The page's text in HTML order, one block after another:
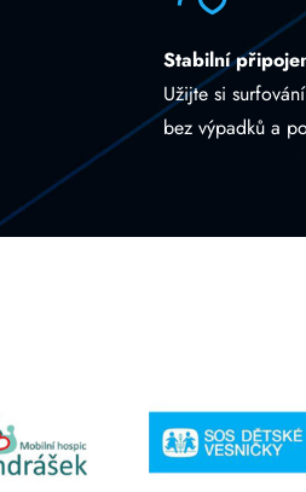
Stabilní
Užijte si
bez výpadků a